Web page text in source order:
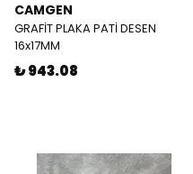
CAMGEN
GRAFİT PLAKA PATİ DESEN
16x17MM
₺ 943.08